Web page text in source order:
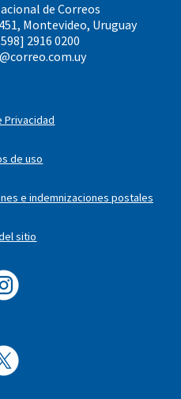
de Correos
Montevideo, Uruguay
2916 0200
Privacidad
de uso
e indemnizaciones postales
sitio